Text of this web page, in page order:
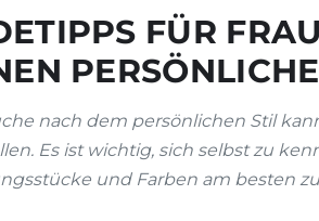
FÜR
nach dem persönlichen Stil
Es ist wichtig, sich selbst zu
und Farben am besten